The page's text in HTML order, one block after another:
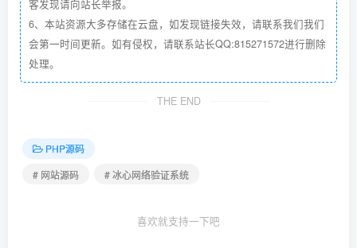
客发现请向站长举报。
6、本站资源大多存储在云盘，如发现链接失效，请联系我们我们
会第一时间更新。如有侵权，请联系站长QQ:815271572进行删除
处理。
THE END
PHP源码
# 网站源码
# 冰心网络验证系统
喜欢就支持一下吧